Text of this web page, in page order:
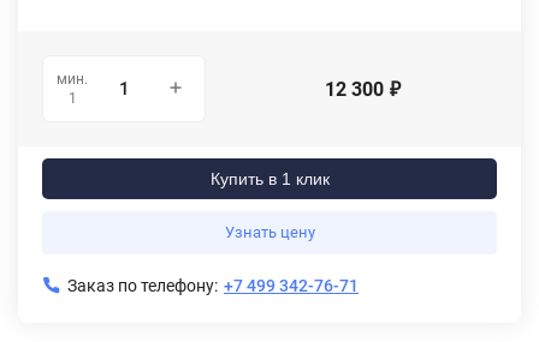
мин.
1
12 300 ₽
Купить в 1 клик
Узнать цену
Заказ по телефону: +7 499 342-76-71